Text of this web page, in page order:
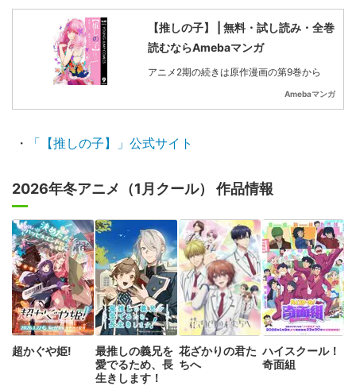
【推しの子】 | 無料・試し読み・全巻
読むならAmebaマンガ
アニメ2期の続きは原作漫画の第9巻から
Amebaマンガ
・ 「【推しの子】」公式サイト
2026年冬アニメ（1月クール） 作品情報
超かぐや姫!
最推しの義兄を
愛でるため、長
生きします！
花ざかりの君た
ちへ
ハイスクール！
奇面組